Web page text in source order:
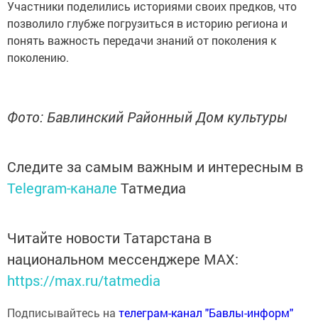
Участники поделились историями своих предков, что
позволило глубже погрузиться в историю региона и
понять важность передачи знаний от поколения к
поколению.
Фото: Бавлинский Районный Дом культуры
Следите за самым важным и интересным в
Telegram-канале Татмедиа
Читайте новости Татарстана в
национальном мессенджере MАХ:
https://max.ru/tatmedia
Подписывайтесь на телеграм-канал "Бавлы-информ"